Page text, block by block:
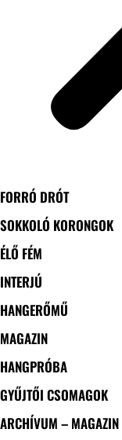
FORRÓ DRÓT
SOKKOLÓ KORONGOK
ÉLŐ FÉM
INTERJÚ
HANGERŐMŰ
MAGAZIN
HANGPRÓBA
GYŰJTŐI CSOMAGOK
ARCHÍVUM – MAGAZIN